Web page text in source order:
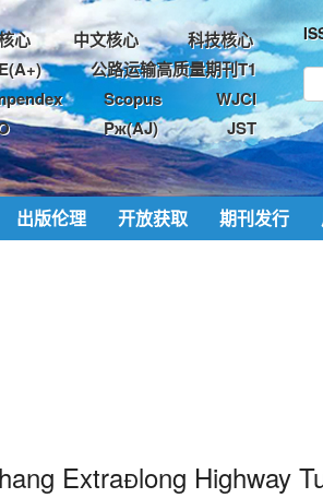
心 中文核心
科技核心
公路运输高质量期刊T1
Scopus
WJCI
Pж(AJ) JST
出版伦理 开放获取 期刊发行
Extralong Highway